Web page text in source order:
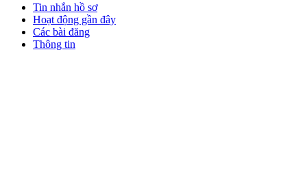
Tin nhắn hồ sơ
Hoạt động gần đây
Các bài đăng
Thông tin